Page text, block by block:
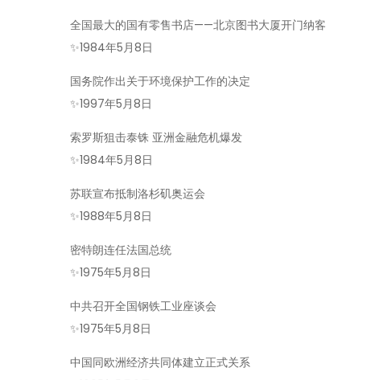
全国最大的国有零售书店——北京图书大厦开门纳客
✨1984年5月8日
国务院作出关于环境保护工作的决定
✨1997年5月8日
索罗斯狙击泰铢 亚洲金融危机爆发
✨1984年5月8日
苏联宣布抵制洛杉矶奥运会
✨1988年5月8日
密特朗连任法国总统
✨1975年5月8日
中共召开全国钢铁工业座谈会
✨1975年5月8日
中国同欧洲经济共同体建立正式关系